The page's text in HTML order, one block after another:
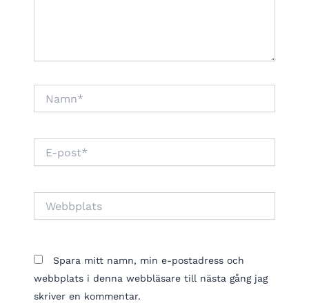
post*
Spara mitt namn, min e-postadress och
webbplats i denna webbläsare till nästa gång jag
skriver en kommentar.